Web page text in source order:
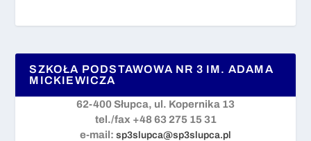
SZKOŁA PODSTAWOWA NR 3 IM. ADAMA
MICKIEWICZA
62-400 Słupca, ul. Kopernika 13
tel./fax +48 63 275 15 31
e-mail: sp3slupca@sp3slupca.pl